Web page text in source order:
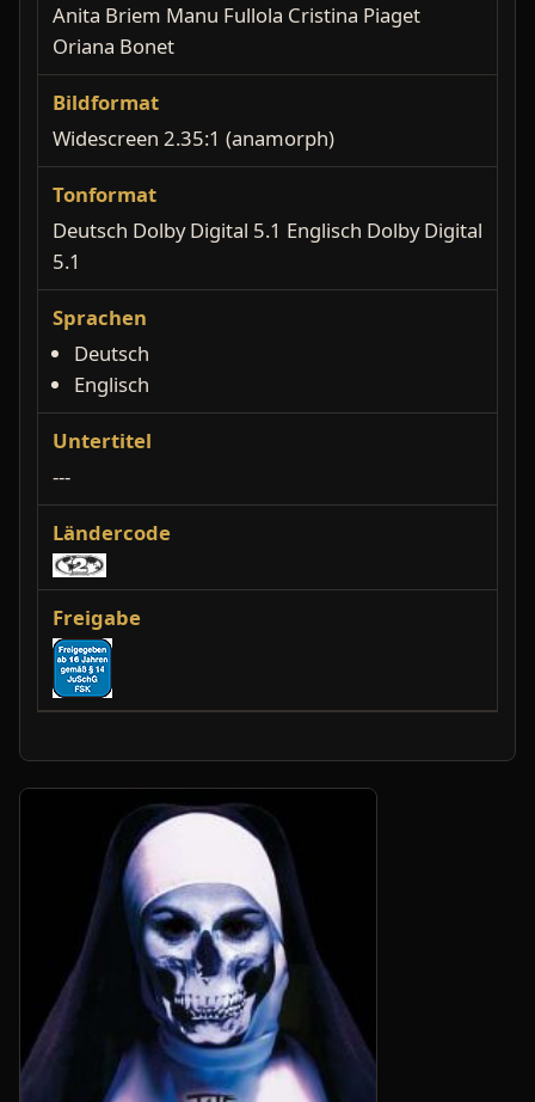
Anita Briem Manu Fullola Cristina Piaget
Oriana Bonet
Bildformat
Widescreen 2.35:1 (anamorph)
Tonformat
Deutsch Dolby Digital 5.1 Englisch Dolby Digital
5.1
Sprachen
Deutsch
Englisch
Untertitel
---
Ländercode
Freigabe